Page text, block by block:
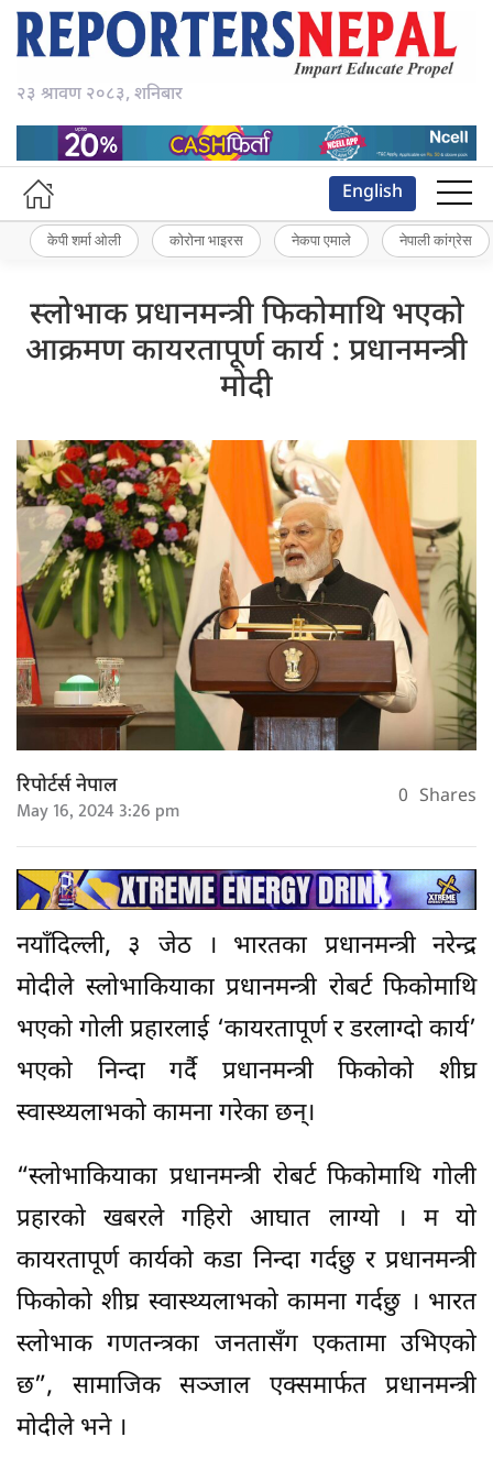
२३ श्रावण २०८३, शनिबार
English
केपी शर्मा ओली कोरोना भाइरस नेकपा एमाले नेपाली कांग्रेस
स्लोभाक प्रधानमन्त्री फिकोमाथि भएको
आक्रमण कायरतापूर्ण कार्य : प्रधानमन्त्री
मोदी
रिपोर्टर्स नेपाल
May 16, 2024 3:26 pm 0 Shares
नयाँदिल्ली, ३ जेठ । भारतका प्रधानमन्त्री नरेन्द्र
मोदीले स्लोभाकियाका प्रधानमन्त्री रोबर्ट फिकोमाथि
भएको गोली प्रहारलाई ‘कायरतापूर्ण र डरलाग्दो कार्य’
भएको निन्दा गर्दै प्रधानमन्त्री फिकोको शीघ्र
स्वास्थ्यलाभको कामना गरेका छन्।
“स्लोभाकियाका प्रधानमन्त्री रोबर्ट फिकोमाथि गोली
प्रहारको खबरले गहिरो आघात लाग्यो । म यो
कायरतापूर्ण कार्यको कडा निन्दा गर्दछु र प्रधानमन्त्री
फिकोको शीघ्र स्वास्थ्यलाभको कामना गर्दछु । भारत
स्लोभाक गणतन्त्रका जनतासँग एकतामा उभिएको
छ”, सामाजिक सञ्जाल एक्समार्फत प्रधानमन्त्री
मोदीले भने ।